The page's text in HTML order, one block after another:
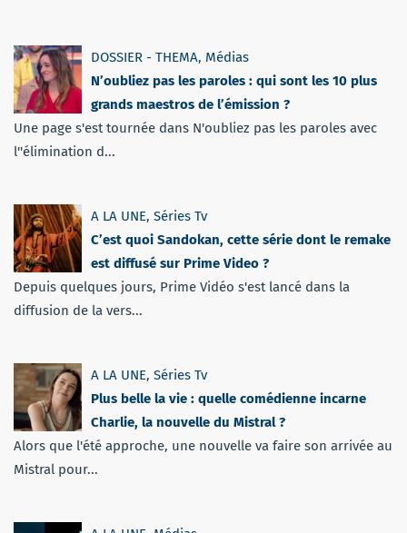
DOSSIER - THEMA, Médias
N’oubliez pas les paroles : qui sont les 10 plus
grands maestros de l’émission ?
Une page s'est tournée dans N'oubliez pas les paroles avec
l''élimination d...
A LA UNE, Séries Tv
C’est quoi Sandokan, cette série dont le remake
est diffusé sur Prime Video ?
Depuis quelques jours, Prime Vidéo s'est lancé dans la
diffusion de la vers...
A LA UNE, Séries Tv
Plus belle la vie : quelle comédienne incarne
Charlie, la nouvelle du Mistral ?
Alors que l'été approche, une nouvelle va faire son arrivée au
Mistral pour...